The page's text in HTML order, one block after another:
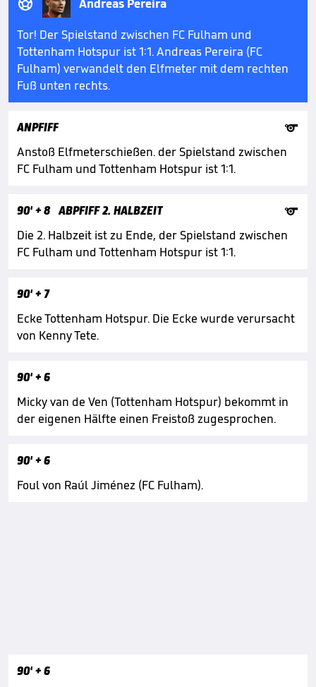

Andreas Pereira
Tor! Der Spielstand zwischen FC Fulham und
Tottenham Hotspur ist 1:1. Andreas Pereira (FC
Fulham) verwandelt den Elfmeter mit dem rechten
Fuß unten rechts.
ANPFIFF

Anstoß Elfmeterschießen. der Spielstand zwischen
FC Fulham und Tottenham Hotspur ist 1:1.
90'+ 8 ABPFIFF 2. HALBZEIT

Die 2. Halbzeit ist zu Ende, der Spielstand zwischen
FC Fulham und Tottenham Hotspur ist 1:1.
90'+ 7
Ecke Tottenham Hotspur. Die Ecke wurde verursacht
von Kenny Tete.
90'+ 6
Micky van de Ven (Tottenham Hotspur) bekommt in
der eigenen Hälfte einen Freistoß zugesprochen.
90'+ 6
Foul von Raúl Jiménez (FC Fulham).
90'+ 6